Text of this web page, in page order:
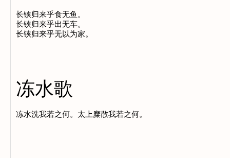
长铗归来乎食无鱼。
长铗归来乎出无车。
冻水歌